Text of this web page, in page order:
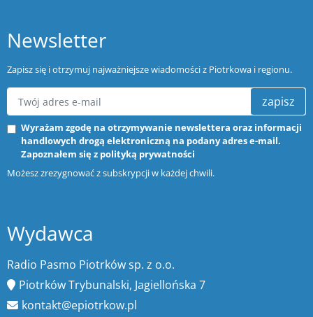
Newsletter
Zapisz się i otrzymuj najważniejsze wiadomości z Piotrkowa i regionu.
zapisz
Wyrażam zgodę na otrzymywanie newslettera oraz informacji
handlowych drogą elektroniczną na podany adres e-mail.
Zapoznałem się z polityką prywatności
Możesz zrezygnować z subskrypcji w każdej chwili.
Wydawca
Radio Pasmo Piotrków sp. z o.o.
Piotrków Trybunalski, Jagiellońska 7
kontakt@epiotrkow.pl